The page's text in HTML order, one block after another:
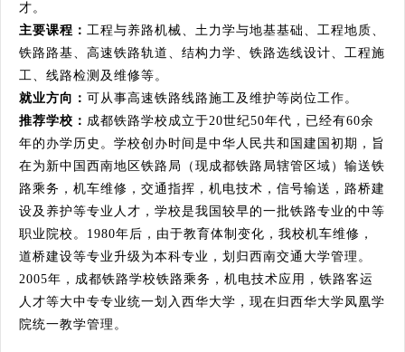
才。
主要课程： 工程与养路机械、土力学与地基基础、工程地质、
铁路路基、高速铁路轨道、结构力学、铁路选线设计、工程施
工、线路检测及维修等。
就业方向： 可从事高速铁路线路施工及维护等岗位工作。
推荐学校： 成都铁路学校成立于20世纪50年代，已经有60余
年的办学历史。学校创办时间是中华人民共和国建国初期，旨
在为新中国西南地区铁路局（现成都铁路局辖管区域）输送铁
路乘务，机车维修，交通指挥，机电技术，信号输送，路桥建
设及养护等专业人才，学校是我国较早的一批铁路专业的中等
职业院校。1980年后，由于教育体制变化，我校机车维修，
道桥建设等专业升级为本科专业，划归西南交通大学管理。
2005年，成都铁路学校铁路乘务，机电技术应用，铁路客运
人才等大中专专业统一划入西华大学，现在归西华大学凤凰学
院统一教学管理。